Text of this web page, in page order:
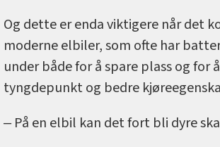
Og dette er enda viktigere når det
moderne elbiler, som ofte har
under både for å spare plass og for
tyngdepunkt og bedre
‒ På en elbil kan det fort bli dyre